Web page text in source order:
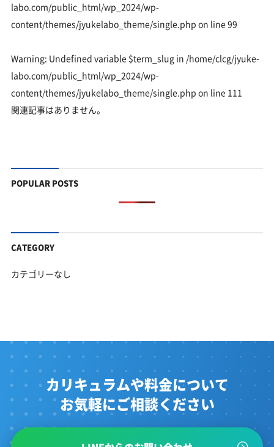
labo.com/public_html/wp_2024/wp-
content/themes/jyukelabo_theme/single.php on line99
Warning: Undefined variable $term_slug in /home/clcg/jyuke-
labo.com/public_html/wp_2024/wp-
content/themes/jyukelabo_theme/single.php on line 111
関連記事はありません。
POPULAR POSTS
CATEGORY
カテゴリーなし
カリキュラムや料金について
お気軽にご相談ください